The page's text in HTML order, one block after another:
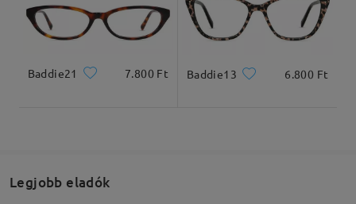
Teljes szélesség
129mm/ 5.08in
Szárhossz
145mm/ 5.71in
Lencseszélesség
Baddie21 7.800 Ft Baddie13 6.800 Ft
Legjobb eladók